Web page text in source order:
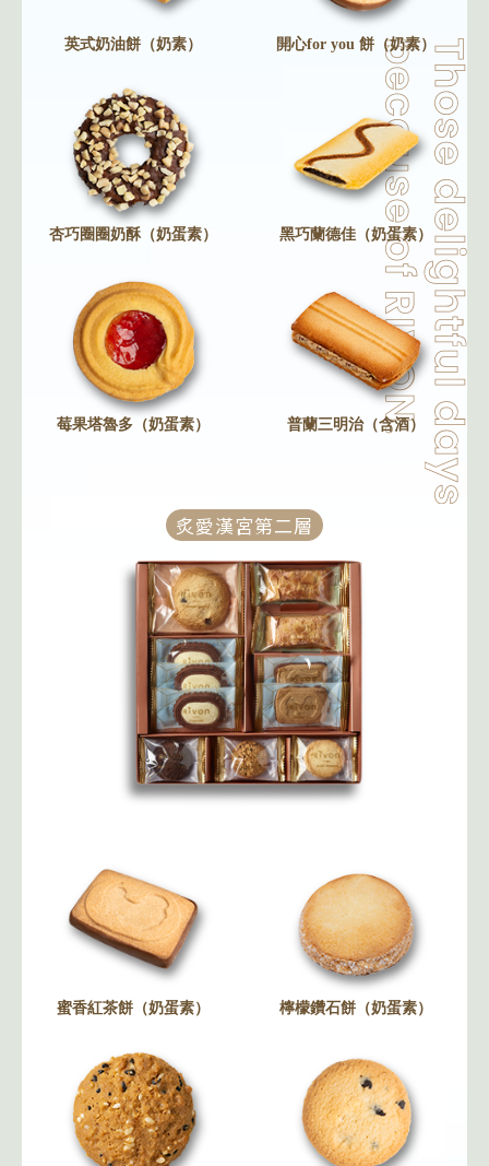
英式奶油餅（奶素） 開心for you 餅（奶素）
杏巧圈圈奶酥（奶蛋素） 黑巧蘭德佳（奶蛋素）
莓果塔魯多（奶蛋素） 普蘭三明治（含酒）
炙愛漢宮第二層
蜜香紅茶餅（奶蛋素） 檸檬鑽石餅（奶蛋素）